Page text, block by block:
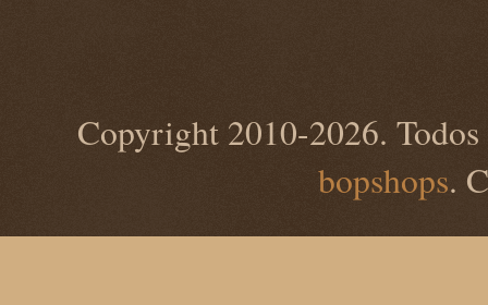
Copyright 2010-2026. Todos
bopshops.